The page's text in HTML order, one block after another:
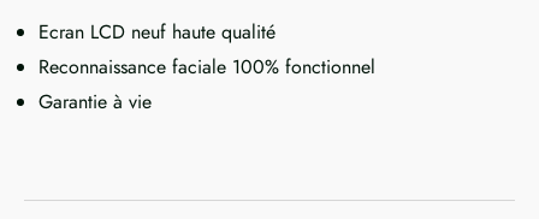
Ecran LCD neuf haute qualité
Reconnaissance faciale 100% fonctionnel
Garantie à vie